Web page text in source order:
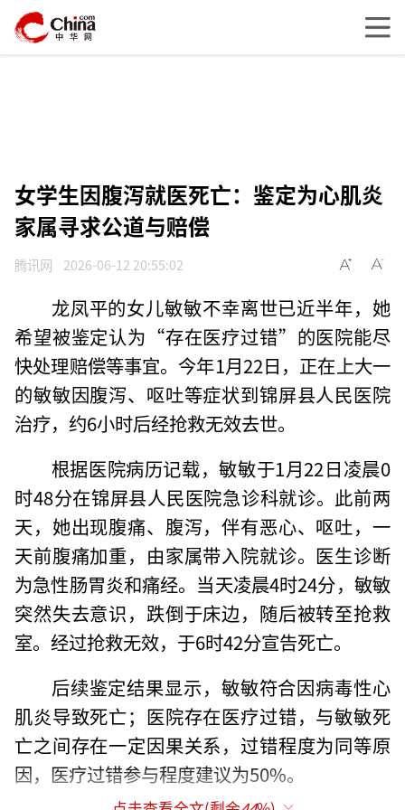
女学生因腹泻就医死亡：鉴定为心肌炎
家属寻求公道与赔偿
腾讯网 2026-06-12 20:55:02
龙凤平的女儿敏敏不幸离世已近半年，她
希望被鉴定认为“存在医疗过错”的医院能尽
快处理赔偿等事宜。今年1月22日，正在上大一
的敏敏因腹泻、呕吐等症状到锦屏县人民医院
治疗，约6小时后经抢救无效去世。
根据医院病历记载，敏敏于1月22日凌晨0
时48分在锦屏县人民医院急诊科就诊。此前两
天，她出现腹痛、腹泻，伴有恶心、呕吐，一
天前腹痛加重，由家属带入院就诊。医生诊断
为急性肠胃炎和痛经。当天凌晨4时24分，敏敏
突然失去意识，跌倒于床边，随后被转至抢救
室。经过抢救无效，于6时42分宣告死亡。
后续鉴定结果显示，敏敏符合因病毒性心
肌炎导致死亡；医院存在医疗过错，与敏敏死
亡之间存在一定因果关系，过错程度为同等原
因，医疗过错参与程度建议为50%。